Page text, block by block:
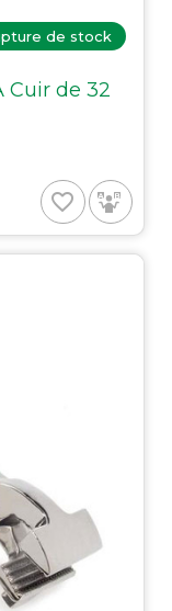
de stock
Cuir de 32
favorite_border